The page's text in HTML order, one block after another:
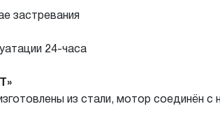
застревания
24-часа
из стали, мотор соединён